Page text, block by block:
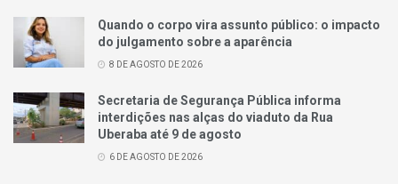
Quando o corpo vira assunto público: o impacto
do julgamento sobre a aparência
8 DE AGOSTO DE 2026
Secretaria de Segurança Pública informa
interdições nas alças do viaduto da Rua
Uberaba até 9 de agosto
6 DE AGOSTO DE 2026